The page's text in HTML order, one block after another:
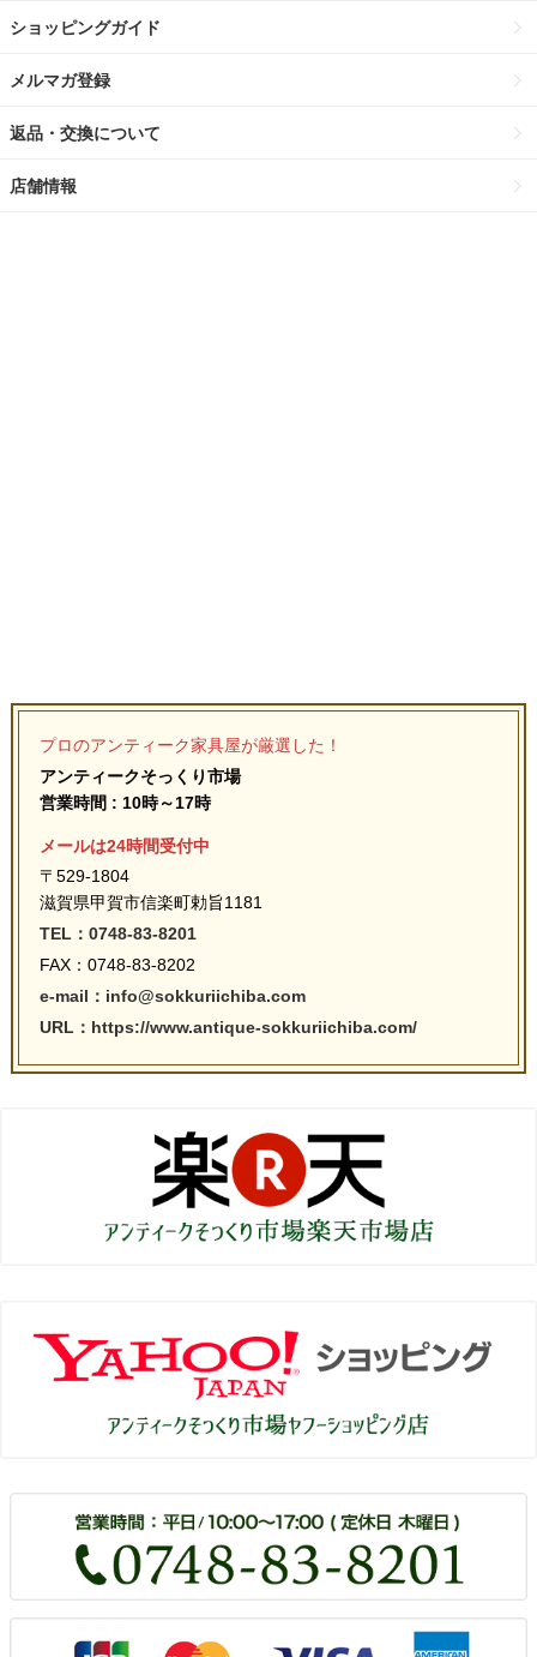
ショッピングガイド
メルマガ登録
返品・交換について
店舗情報
プロのアンティーク家具屋が厳選した！
アンティークそっくり市場
営業時間 : 10時～17時
メールは24時間受付中
〒529-1804
滋賀県甲賀市信楽町勅旨1181
TEL：0748-83-8201
FAX：0748-83-8202
e-mail：info@sokkuriichiba.com
URL：https://www.antique-sokkuriichiba.com/